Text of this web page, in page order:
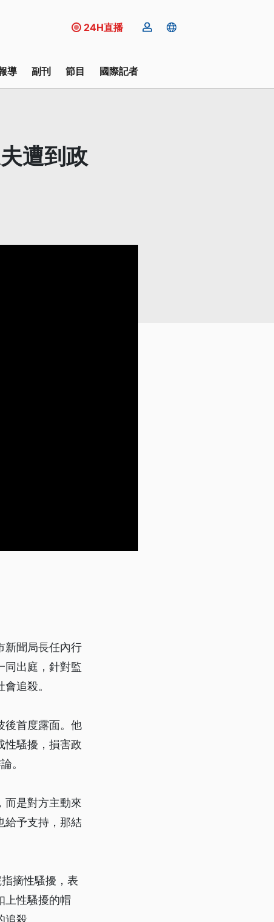
24H直播
導 副刊 節目 國際記者
遭到政
新聞局長任內行
同出庭，針對監
追殺。
後首度露面。他
性騷擾，損害政
。
而是對方主動來
給予支持，那結
摘性騷擾，表
上性騷擾的帽
殺。